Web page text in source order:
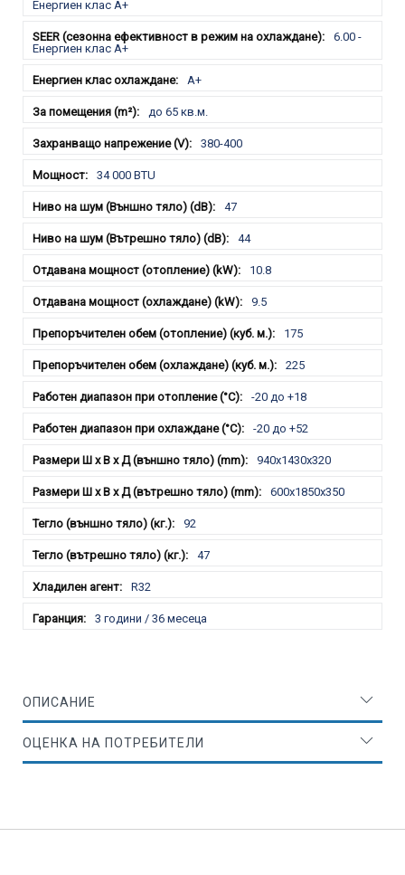
Енергиен клас А+
6.00 -
Енергиен клас А+
A+
до 65 кв.м.
380-400
34 000 BTU
47
44
10.8
9.5
175
225
-20 до +18
-20 до +52
940x1430x320
600x1850x350
92
47
R32
3 години / 36 месеца
ОПИСАНИЕ
ОЦЕНКА НА ПОТРЕБИТЕЛИ